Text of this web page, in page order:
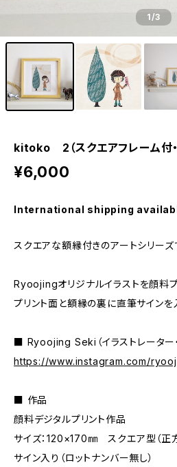
1/3
kitoko 2（スクエアフレーム付・
¥6,000
International shipping
スクエアな額縁付きのアートシリーズ
Ryoojingオリジナルイラストを顔料プ
プリント面と額縁の裏に直筆サインを
■ Ryoojing Seki（イラストレーター
https://www.instagram.com/
■ 作品
顔料デジタルプリント作品
サイズ：120×170㎜ スクエア型（正
サイン入り（ロットナンバー無し）